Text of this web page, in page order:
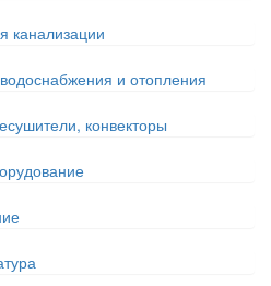
канализации
и отопления
конвекторы